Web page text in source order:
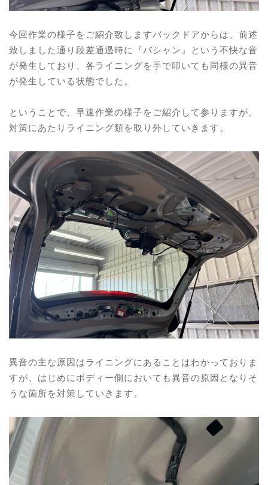
今回作業の様子をご紹介致しますバックドアからは、前述
致しました通り段差通過時に『バシャン』という不快な音
が発生しており、各ライニングを手で叩いても同様の異音
が発生している状態でした。
ということで、早速作業の様子をご紹介して参りますが、
対策にあたりライニング類を取り外していきます。
異音の主な原因はライニングにあることはわかっておりま
すが、はじめにボディー側においても異音の原因となりそ
うな箇所を対策していきます。